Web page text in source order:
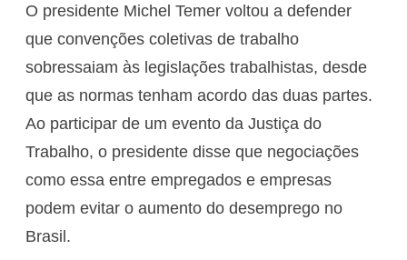
O presidente Michel Temer voltou a defender
que convenções coletivas de trabalho
sobressaiam às legislações trabalhistas, desde
que as normas tenham acordo das duas partes.
Ao participar de um evento da Justiça do
Trabalho, o presidente disse que negociações
como essa entre empregados e empresas
podem evitar o aumento do desemprego no
Brasil.